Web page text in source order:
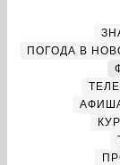
ПОГОДА В